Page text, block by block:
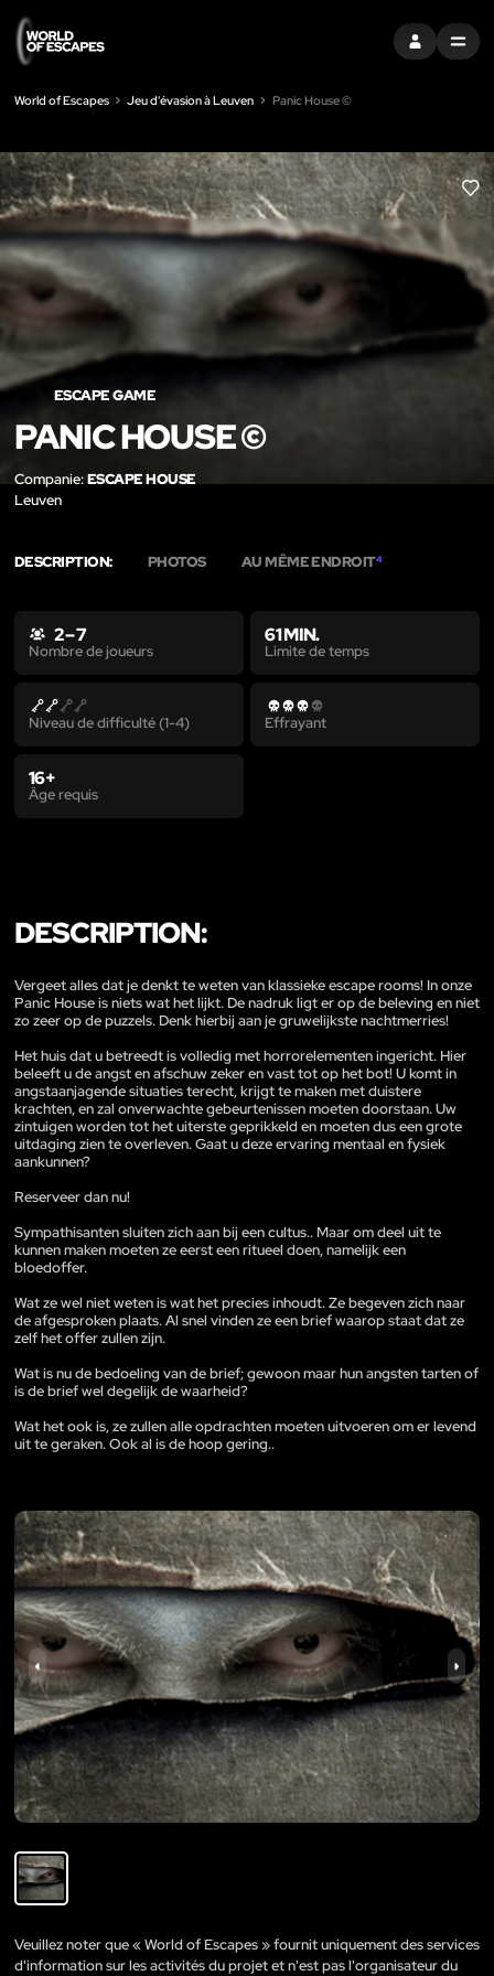
S'INSCRIREMENU
World of Escapes Jeu d'évasion à Leuven Panic House ©
LIKE
ESCAPE GAME
PANIC HOUSE ©
Companie:ESCAPE HOUSE
Leuven
DESCRIPTION: PHOTOS AU MÊME ENDROIT4
2 – 7
Nombre de joueurs
61 MIN.
Limite de temps
Niveau de difficulté (1-4) Effrayant
16+
Âge requis
DESCRIPTION:
Vergeet alles dat je denkt te weten van klassieke escape rooms! In onze
Panic House is niets wat het lijkt. De nadruk ligt er op de beleving en niet
zo zeer op de puzzels. Denk hierbij aan je gruwelijkste nachtmerries!
Het huis dat u betreedt is volledig met horrorelementen ingericht. Hier
beleeft u de angst en afschuw zeker en vast tot op het bot! U komt in
angstaanjagende situaties terecht, krijgt te maken met duistere
krachten, en zal onverwachte gebeurtenissen moeten doorstaan. Uw
zintuigen worden tot het uiterste geprikkeld en moeten dus een grote
uitdaging zien te overleven. Gaat u deze ervaring mentaal en fysiek
aankunnen?
Reserveer dan nu!
Sympathisanten sluiten zich aan bij een cultus.. Maar om deel uit te
kunnen maken moeten ze eerst een ritueel doen, namelijk een
bloedoffer.
Wat ze wel niet weten is wat het precies inhoudt. Ze begeven zich naar
de afgesproken plaats. Al snel vinden ze een brief waarop staat dat ze
zelf het offer zullen zijn.
Wat is nu de bedoeling van de brief; gewoon maar hun angsten tarten of
is de brief wel degelijk de waarheid?
Wat het ook is, ze zullen alle opdrachten moeten uitvoeren om er levend
uit te geraken. Ook al is de hoop gering..
Veuillez noter que « World of Escapes » fournit uniquement des services
d'information sur les activités du projet et n'est pas l'organisateur du